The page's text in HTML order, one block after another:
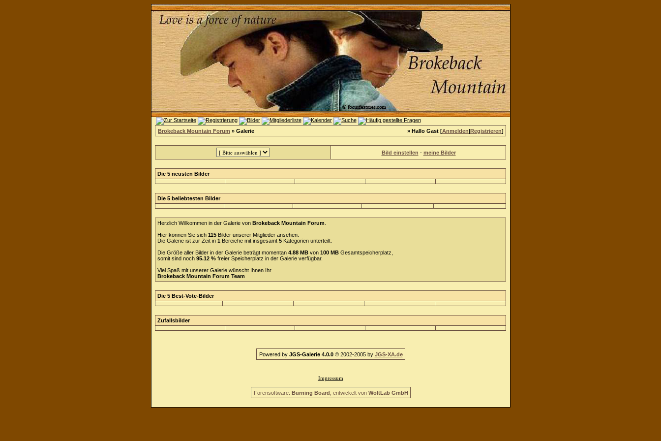
Brokeback Mountain Forum » Galerie » Hallo Gast [Anmelden|Registrieren]
Bild einstellen - meine Bilder
Die 5 neusten Bilder
Die 5 beliebtesten Bilder
Herzlich Willkommen in der Galerie von Brokeback Mountain Forum
Hier können Sie sich 115 Bilder unserer Mitglieder ansehen.
Die Galerie ist zur Zeit in 1 Bereiche mit insgesamt 5 Kategorien unterteilt.
Die Größe aller Bilder in der Galerie beträgt momentan 4.88 MB von 100 MB Gesamtspeicherplatz,
somit sind noch 95.12 % freier Speicherplatz in der Galerie verfügbar.
Viel Spaß mit unserer Galerie wünscht Ihnen Ihr
Brokeback Mountain Forum Team
Die 5 Best-Vote-Bilder
Zufallsbilder
Powered by JGS-Galerie 4.0.0© 2002-2005 by JGS-XA.de
Impressum
Forensoftware: Burning Board , entwickelt von WoltLab GmbH